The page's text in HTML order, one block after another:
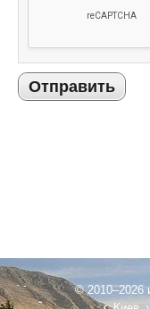
Отправить
© 2010–2026